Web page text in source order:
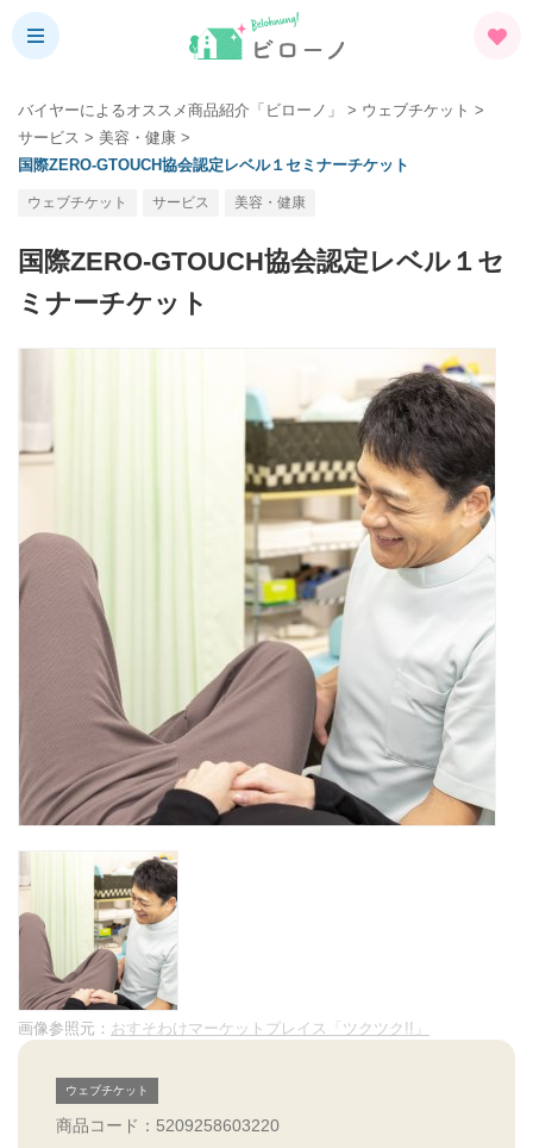
バイヤーによるオススメ商品紹介「ビローノ」 > ウェブチケット >
サービス > 美容・健康 >
国際ZERO-GTOUCH協会認定レベル１セミナーチケット
ウェブチケット サービス 美容・健康
国際ZERO-GTOUCH協会認定レベル１セ
ミナーチケット
画像参照元： おすそわけマーケットプレイス「ツクツク!!」
ウェブチケット
商品コード：5209258603220